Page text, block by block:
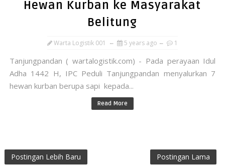
Hewan Kurban ke Masyarakat
Belitung
Warta Logistik 001 5 years ago 1
Tanjungpandan ( wartalogistik.com) - Pada perayaan Idul
Adha 1442 H, IPC Peduli Tanjungpandan menyalurkan 7
hewan kurban berupa sapi kepada...
Read More
Postingan Lebih Baru Postingan Lama